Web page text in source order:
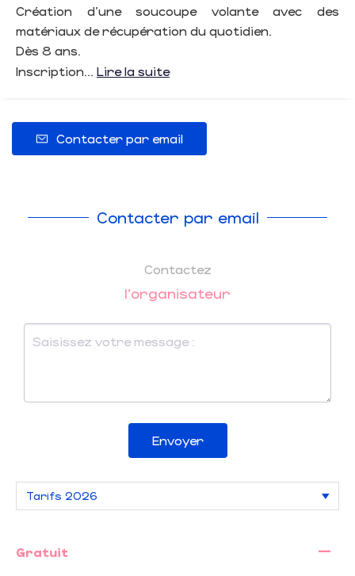
Création d'une soucoupe volante avec des
matériaux de récupération du quotidien.
Dès 8 ans.
Inscription... Lire la suite
Contacter par email
Contacter par email
Contactez
l'organisateur
Envoyer
Gratuit —